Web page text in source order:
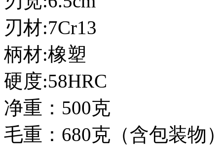
刃材:7Cr13
柄材:橡塑
硬度:58HRC
净重：500克
毛重：680克（含包装物